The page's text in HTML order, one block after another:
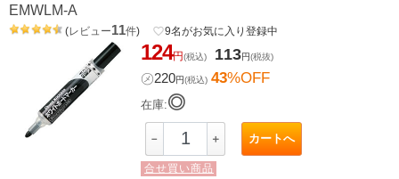
EMWLM-A
(レビュー11件) favorite_border9名がお気に入り登録中
124円(税込) 113円(税抜)
㋱220円(税込) 43%OFF
在庫:◎
－ ＋ カートへ
合せ買い商品